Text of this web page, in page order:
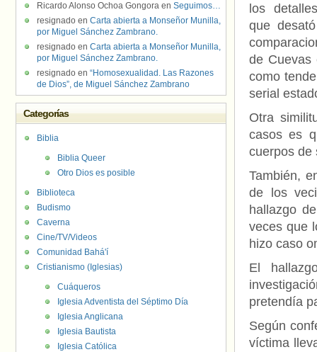
los
que
de Cuevas
como
serial
Otra
casos es
cuerpos de
También,
de los
hallazgo
veces que
hizo caso
El
pretendía
Según
víctima
Ricardo Alonso Ochoa Gongora en Seguimos…
resignado en Carta abierta a Monseñor Munilla,
por Miguel Sánchez Zambrano.
resignado en Carta abierta a Monseñor Munilla,
por Miguel Sánchez Zambrano.
resignado en “Homosexualidad. Las Razones
de Dios”, de Miguel Sánchez Zambrano
Categorías
Biblia
Biblia Queer
Otro Dios es posible
Biblioteca
Budismo
Caverna
Cine/TV/Videos
Comunidad Bahá'í
Cristianismo (Iglesias)
Cuáqueros
Iglesia Adventista del Séptimo Día
Iglesia Anglicana
Iglesia Bautista
Iglesia Católica